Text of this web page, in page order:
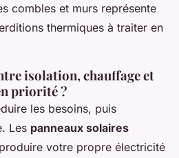
combles et murs représente
thermiques à traiter en
isolation, chauffage et
priorité ?
les besoins, puis
Les panneaux solaires
votre propre électricité